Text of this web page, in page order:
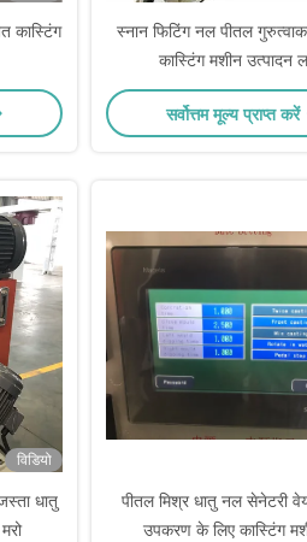
कास्टिंग
स्नान फिटिंग नल पीतल
कास्टिंग मशीन उत्पादन
सर्वोत्तम मूल्य प्राप्त करें
विडियो
धातु
पीतल मिश्र धातु नल सेनेटरी
उपकरण के लिए कास्टिंग